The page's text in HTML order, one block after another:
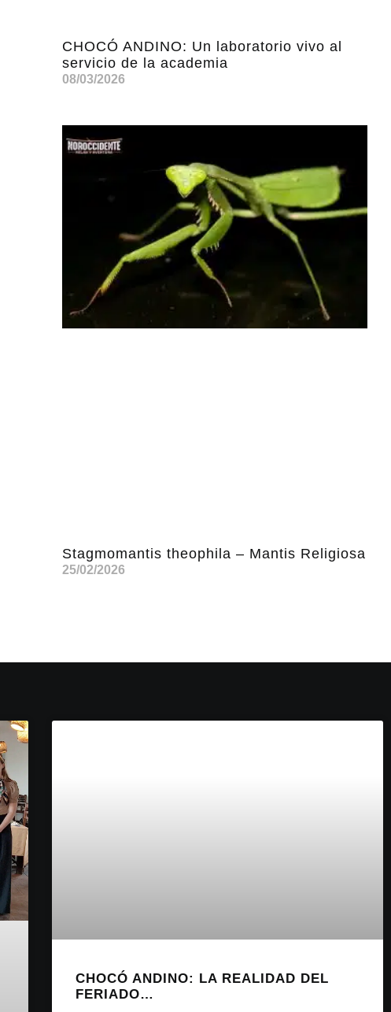
CHOCÓ ANDINO: Un laboratorio vivo al
servicio de la academia
08/03/2026
Stagmomantis theophila – Mantis Religiosa
25/02/2026
CHOCÓ ANDINO: LA REALIDAD DEL
FERIADO…